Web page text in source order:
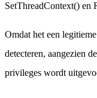
SetThreadContext() en
Omdat het een
detecteren, aangezien
privileges wordt